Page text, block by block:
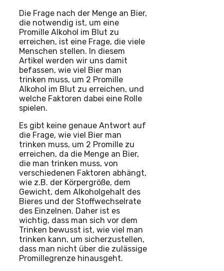
Die Frage nach der Menge an Bier,
die notwendig ist, um eine
Promille Alkohol im Blut zu
erreichen, ist eine Frage, die viele
Menschen stellen. In diesem
Artikel werden wir uns damit
befassen, wie viel Bier man
trinken muss, um 2 Promille
Alkohol im Blut zu erreichen, und
welche Faktoren dabei eine Rolle
spielen.
Es gibt keine genaue Antwort auf
die Frage, wie viel Bier man
trinken muss, um 2 Promille zu
erreichen, da die Menge an Bier,
die man trinken muss, von
verschiedenen Faktoren abhängt,
wie z.B. der Körpergröße, dem
Gewicht, dem Alkoholgehalt des
Bieres und der Stoffwechselrate
des Einzelnen. Daher ist es
wichtig, dass man sich vor dem
Trinken bewusst ist, wie viel man
trinken kann, um sicherzustellen,
dass man nicht über die zulässige
Promillegrenze hinausgeht.